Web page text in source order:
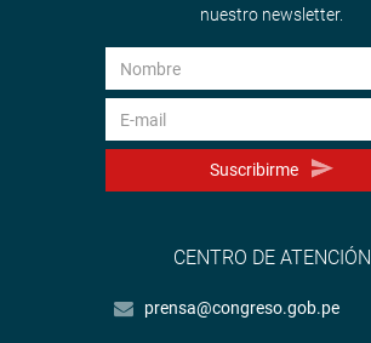
nuestro newsletter.
Suscribirme
CENTRO DE ATENCIÓN
prensa@congreso.gob.pe